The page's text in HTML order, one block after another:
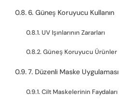
6. Güneş Koruyucu Kullanın
UV Işınlarının Zararları
Güneş Koruyucu Ürünler
7. Düzenli Maske Uygulaması
Cilt Maskelerinin Faydaları